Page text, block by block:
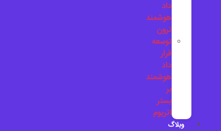
داد
هوشمند
ترون
توسعه
قرار
داد
هوشمند
بر
بستر
اتریوم
وبلاگ